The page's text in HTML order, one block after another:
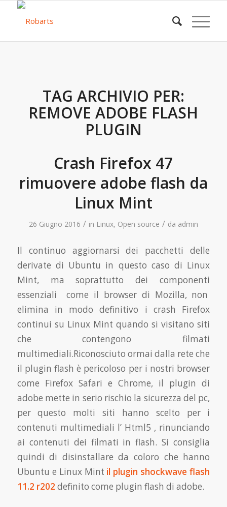
TAG ARCHIVIO PER:
REMOVE ADOBE FLASH
PLUGIN
Crash Firefox 47
rimuovere adobe flash da
Linux Mint
26 Giugno 2016 / in Linux, Open source / da admin
Il continuo aggiornarsi dei pacchetti delle
derivate di Ubuntu in questo caso di Linux
Mint, ma soprattutto dei componenti
essenziali come il browser di Mozilla, non
elimina in modo definitivo i crash Firefox
continui su Linux Mint quando si visitano siti
che contengono filmati
multimediali.Riconosciuto ormai dalla rete che
il plugin flash è pericoloso per i nostri browser
come Firefox Safari e Chrome, il plugin di
adobe mette in serio rischio la sicurezza del pc,
per questo molti siti hanno scelto per i
contenuti multimediali l’ Html5 , rinunciando
ai contenuti dei filmati in flash. Si consiglia
quindi di disinstallare da coloro che hanno
Ubuntu e Linux Mint il plugin shockwave flash
11.2 r202 definito come plugin flash di adobe.